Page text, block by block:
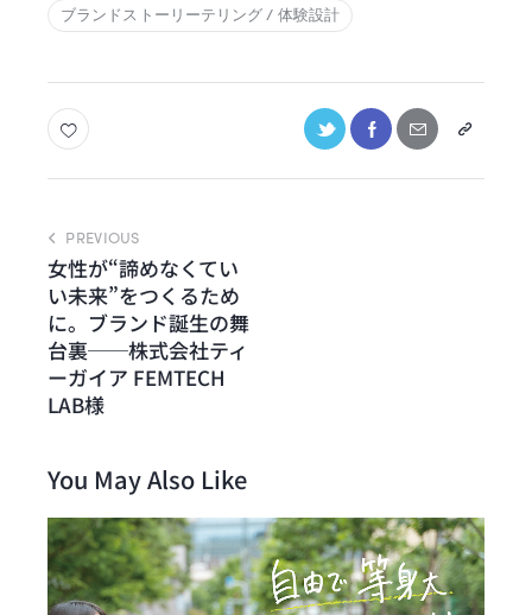
ブランドストーリーテリング / 体験設計
PREVIOUS
女性が“諦めなくてい
い未来”をつくるため
に。ブランド誕生の舞
台裏──株式会社ティ
ーガイア FEMTECH
LAB様
You May Also Like